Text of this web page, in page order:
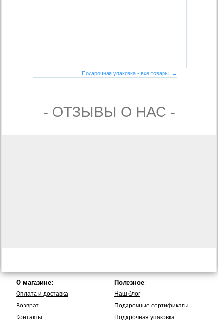
Подарочная упаковка - все товары →
- ОТЗЫВЫ О НАС -
О магазине:
Оплата и доставка
Возврат
Контакты
Полезное:
Наш блог
Подарочные сертификаты
Подарочная упаковка